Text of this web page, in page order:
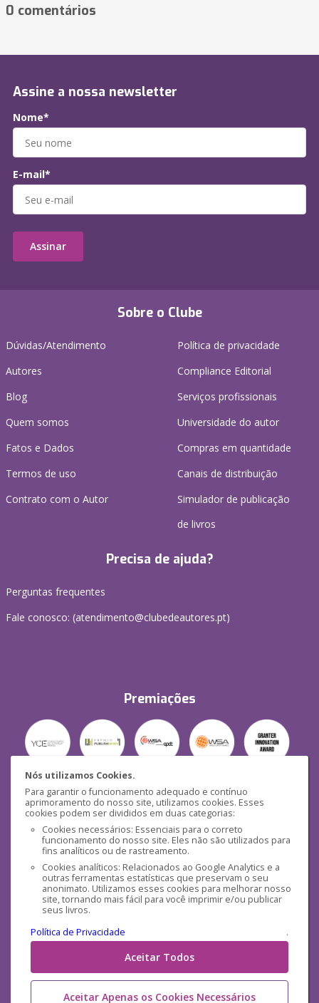
Nós utilizamos Cookies.
Para garantir o funcionamento adequado e contínuo
aprimoramento do nosso site, utilizamos cookies. Esses
cookies podem ser divididos em duas categorias:
Cookies necessários: Essenciais para o correto
funcionamento do nosso site. Eles não são utilizados para
fins analíticos ou de rastreamento.
Cookies analíticos: Relacionados ao Google Analytics e a
outras ferramentas estatísticas que preservam o seu
anonimato. Utilizamos esses cookies para melhorar nosso
site, tornando mais fácil para você imprimir e/ou publicar
seus livros.
Política de Privacidade
.
Aceitar Todos
Aceitar Apenas os Cookies Necessários
0 comentários
Sobre o Clube
Dúvidas/Atendimento
Autores
Blog
Quem somos
Fatos e Dados
Termos de uso
Contrato com o Autor
Política de privacidade
Compliance Editorial
Serviços profissionais
Universidade do autor
Compras em quantidade
Canais de distribuição
Simulador de publicação
de livros
Precisa de ajuda?
Perguntas frequentes
Fale conosco: (atendimento@clubedeautores.pt)
Premiações
Segurança
Mídias Sociais
Assine a nossa newsletter
Nome*
E-mail*
Assinar